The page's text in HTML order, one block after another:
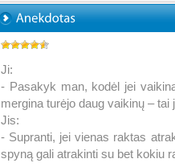
Ji:
- Pasakyk man, kodėl jei
mergina turėjo daug vaikinų – tai
Jis:
- Supranti, jei vienas raktas
spyną gali atrakinti su bet kokiu